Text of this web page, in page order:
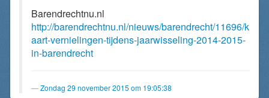
Barendrechtnu.nl
http://barendrechtnu.nl/nieuws/barendrecht/11696/k
aart-vernielingen-tijdens-jaarwisseling-2014-2015-
in-barendrecht
Zondag 29 november 2015 om 19:05:38